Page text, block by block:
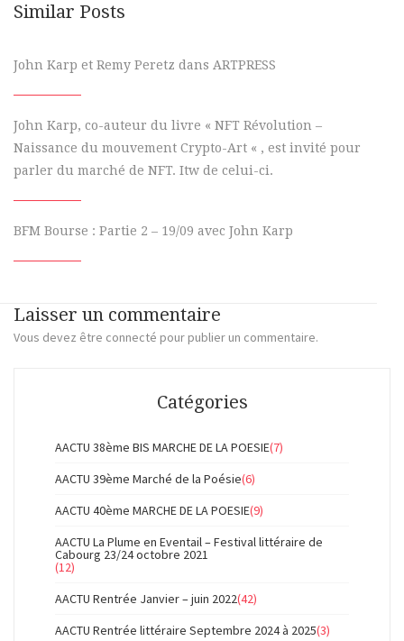
Similar Posts
John Karp et Remy Peretz dans ARTPRESS
John Karp, co-auteur du livre « NFT Révolution –
Naissance du mouvement Crypto-Art « , est invité pour
parler du marché de NFT. Itw de celui-ci.
BFM Bourse : Partie 2 – 19/09 avec John Karp
Laisser un commentaire
Vous devez être connecté pour publier un commentaire.
Catégories
AACTU 38ème BIS MARCHE DE LA POESIE(7)
AACTU 39ème Marché de la Poésie(6)
AACTU 40ème MARCHE DE LA POESIE(9)
AACTU La Plume en Eventail – Festival littéraire de
Cabourg 23/24 octobre 2021
(12)
AACTU Rentrée Janvier – juin 2022(42)
AACTU Rentrée littéraire Septembre 2024 à 2025(3)